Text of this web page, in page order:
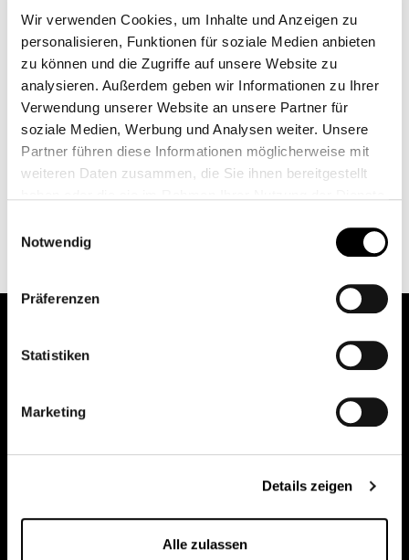
Wir verwenden Cookies, um Inhalte und Anzeigen zu
personalisieren, Funktionen für soziale Medien anbieten
zu können und die Zugriffe auf unsere Website zu
analysieren. Außerdem geben wir Informationen zu Ihrer
Verwendung unserer Website an unsere Partner für
soziale Medien, Werbung und Analysen weiter. Unsere
Partner führen diese Informationen möglicherweise mit
weiteren Daten zusammen, die Sie ihnen bereitgestellt
Weitere Informationen finden Sie unter
Datenschutz
Notwendig
Präferenzen
Statistiken
Marketing
Details zeigen
Alle zulassen
クレアピュア